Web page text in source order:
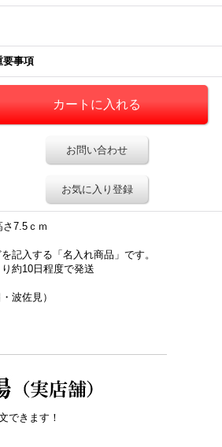
要事項
お問い合わせ
お気に入り登録
さ7.5ｃｍ
記入する「名入れ商品」です。
約10日程度で発送
波佐見）
できます！